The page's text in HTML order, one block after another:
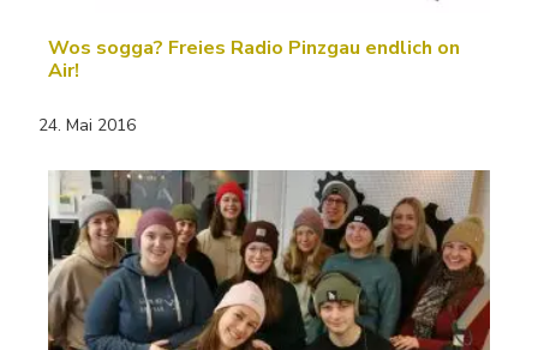
Wos sogga? Freies Radio Pinzgau endlich on
Air!
24. Mai 2016